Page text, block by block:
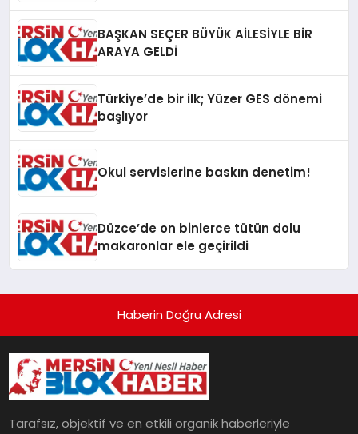
BAŞKAN SEÇER BÜYÜK AİLESİYLE BİR
ARAYA GELDİ
Türkiye’de bir ilk; Yüzer GES dönemi
başlıyor
Okul servislerine baskın denetim!
Düzce’de on binlerce tütün dolu
makaronlar ele geçirildi
Haberin Doğru Adresi
Tarafsız, objektif ve en etkili organik haberleriyle